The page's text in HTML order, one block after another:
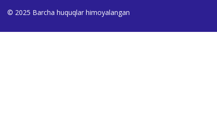
© 2025 Barcha huquqlar himoyalangan